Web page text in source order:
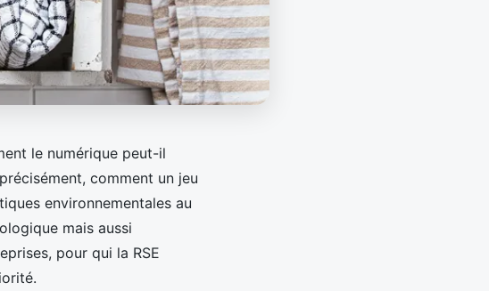
le numérique peut-il
comment un jeu
environnementales au
mais aussi
pour qui la RSE